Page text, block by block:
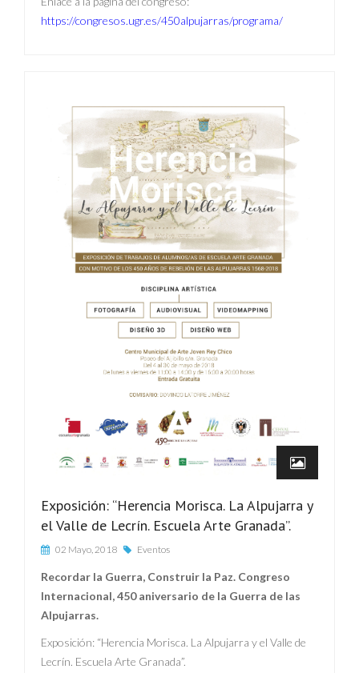
https://congresos.ugr.es/450alpujarras/programa/
Exposición: “Herencia Morisca. La Alpujarra y
el Valle de Lecrín. Escuela Arte Granada”.
02 Mayo, 2018 Eventos
Recordar la Guerra, Construir la Paz. Congreso
Internacional, 450 aniversario de la Guerra de las
Alpujarras.
Exposición: “Herencia Morisca. La Alpujarra y el Valle de
Lecrín. Escuela Arte Granada”.